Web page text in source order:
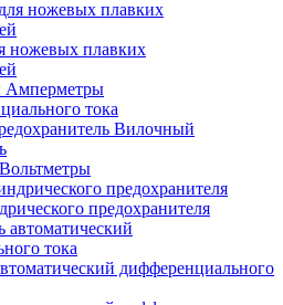
ножевых плавких
Амперметры
тока
Вилочный
Вольтметры
предохранителя
дифференциального